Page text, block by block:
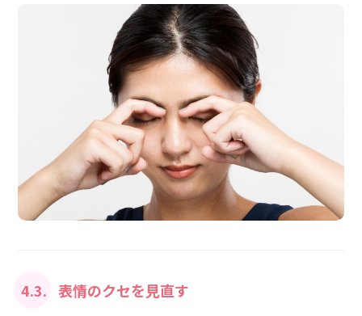
4.3. 表情のクセを見直す